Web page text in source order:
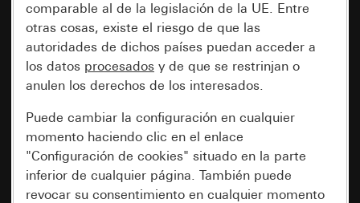
comparable al de la legislación de la UE. Entre
otras cosas, existe el riesgo de que las
autoridades de dichos países puedan acceder a
los datos procesados y de que se restrinjan o
anulen los derechos de los interesados.
Puede cambiar la configuración en cualquier
momento haciendo clic en el enlace
"Configuración de cookies" situado en la parte
inferior de cualquier página. También puede
revocar su consentimiento en cualquier momento